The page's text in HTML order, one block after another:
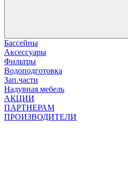
Бассейны
Аксессуары
Фильтры
Водоподготовка
Зап.части
Надувная мебель
АКЦИИ
ПАРТНЕРАМ
ПРОИЗВОДИТЕЛИ